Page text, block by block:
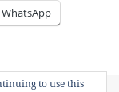
WhatsApp
to use this